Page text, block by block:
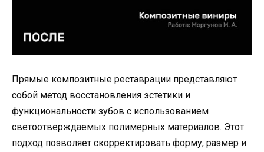
Прямые композитные реставрации представляют
собой метод восстановления эстетики и
функциональности зубов с использованием
светоотверждаемых полимерных материалов. Этот
подход позволяет скорректировать форму, размер и